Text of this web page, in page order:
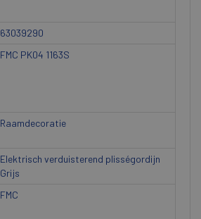
63039290
FMC PK04 1163S
Raamdecoratie
Elektrisch verduisterend plisségordijn
Grijs
FMC